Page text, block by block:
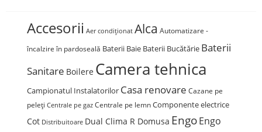
Accesorii Aer condiționat Alca Automatizare -
încalzire în pardoseală Baterii Baie Baterii Bucătărie Baterii
Sanitare Boilere Camera tehnica
Campionatul Instalatorilor Casa renovare Cazane pe
peleți Centrale pe gaz Centrale pe lemn Componente electrice
Cot Distribuitoare Dual Clima R Domusa EngoEngo